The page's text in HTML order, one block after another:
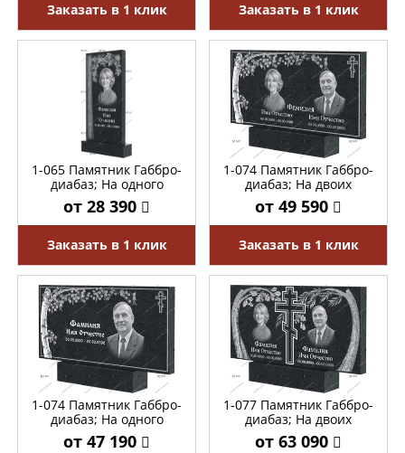
Заказать в 1 клик Заказать в 1 клик
1-065 Памятник Габбро-
диабаз; На одного
от 28 390
Заказать в 1 клик
1-074 Памятник Габбро-
диабаз; На двоих
от 49 590
Заказать в 1 клик
1-074 Памятник Габбро-
диабаз; На одного
от 47 190
1-077 Памятник Габбро-
диабаз; На двоих
от 63 090